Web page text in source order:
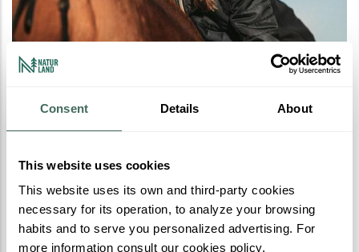
Consent Details About
This website uses cookies
This website uses its own and third-party cookies
necessary for its operation, to analyze your browsing
habits and to serve you personalized advertising. For
more information consult our cookies policy.
Rutas guiadas a caballo
Disfruta de Excursiones a Caballo en Naturland,
Andorra: Las Mejores Vistas del Pirineo y los
Bosques de La Rabassa